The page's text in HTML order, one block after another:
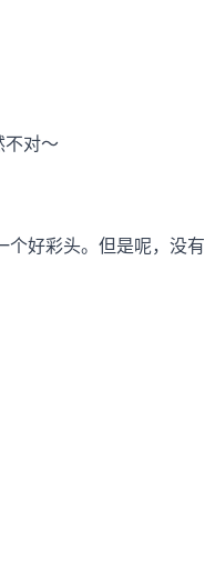
对～
个好彩头。但是呢，没有